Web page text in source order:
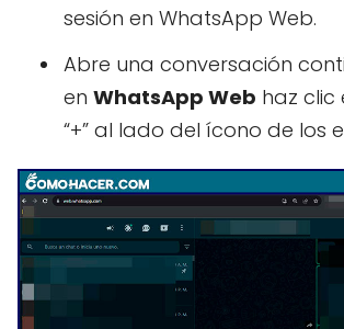
sesión en WhatsApp Web.
Abre una conversación
en WhatsApp Web haz clic
“+” al lado del ícono de los